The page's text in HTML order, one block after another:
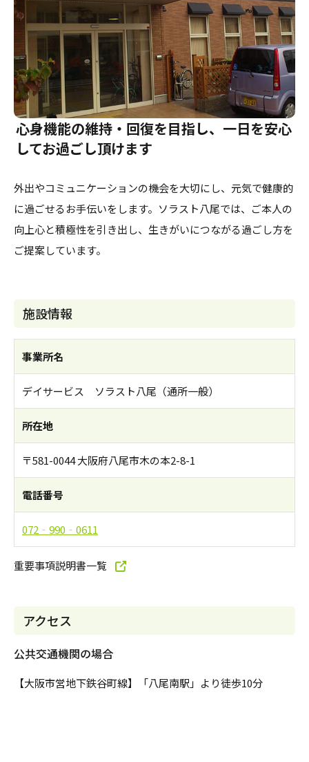
心身機能の維持・回復を目指し、一日を安心
してお過ごし頂けます
外出やコミュニケーションの機会を大切にし、元気で健康的
に過ごせるお手伝いをします。ソラスト八尾では、ご本人の
向上心と積極性を引き出し、生きがいにつながる過ごし方を
ご提案しています。
施設情報
事業所名
デイサービス ソラスト八尾（通所一般）
所在地
〒581-0044 大阪府八尾市木の本2-8-1
電話番号
072‐990‐0611
重要事項説明書一覧
アクセス
公共交通機関の場合
【大阪市営地下鉄谷町線】「八尾南駅」より徒歩10分